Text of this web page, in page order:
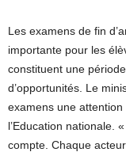
Les examens de fin
importante pour les
constituent une
d’opportunités. Le
examens une
l’Education nationale.
compte. Chaque